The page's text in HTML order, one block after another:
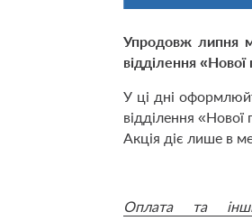
Упродовж липня
відділення
У ці дні
відділення
Акція діє лише в
Оплата та